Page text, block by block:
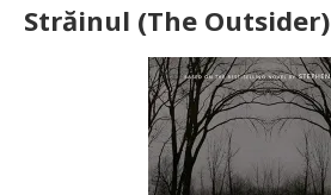
Străinul (The Outsider)